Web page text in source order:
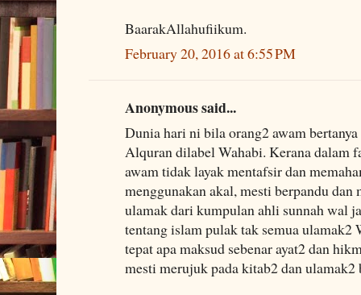
BaarakAllahufiikum.
February 20, 2016 at 6:55 PM
Anonymous said...
Dunia hari ni bila orang2 awam
Alquran dilabel Wahabi. Kerana dalam
awam tidak layak mentafsir dan
menggunakan akal, mesti berpandu
ulamak dari kumpulan ahli sunnah wal
tentang islam pulak tak semua ulamak2
tepat apa maksud sebenar ayat2 dan
mesti merujuk pada kitab2 dan ulamak2